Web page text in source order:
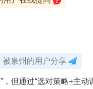
被泉州的用户分享
但通过“选对策略+主